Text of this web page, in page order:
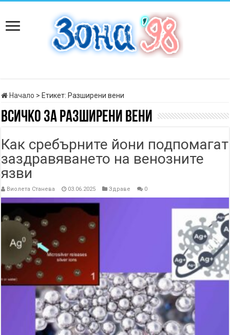
Начало > Етикет: Разширени вени
Всичко заРазширени вени
Как сребърните йони подпомагат
заздравяването на венозните
язви
Виолета Станева 03.06.2025 Здраве 0